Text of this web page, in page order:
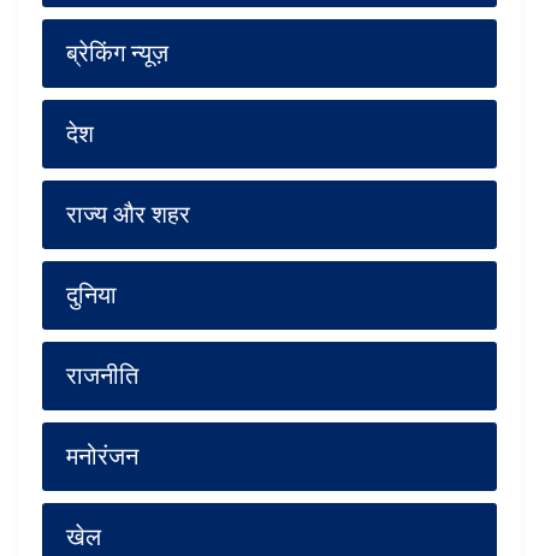
ब्रेकिंग न्यूज़
देश
राज्य और शहर
दुनिया
राजनीति
मनोरंजन
खेल